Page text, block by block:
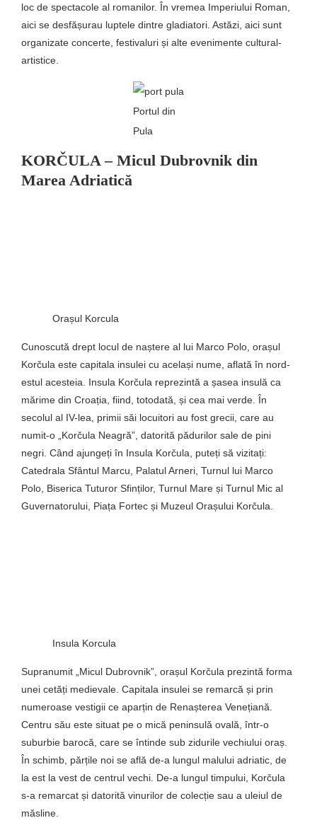
loc de spectacole al romanilor. În vremea Imperiului Roman,
aici se desfășurau luptele dintre gladiatori. Astăzi, aici sunt
organizate concerte, festivaluri și alte evenimente cultural-
artistice.
Portul din
Pula
KORČULA – Micul Dubrovnik din
Marea Adriatică
Orașul Korcula
Cunoscută drept locul de naștere al lui Marco Polo, orașul
Korčula este capitala insulei cu același nume, aflată în nord-
estul acesteia. Insula Korčula reprezintă a șasea insulă ca
mărime din Croația, fiind, totodată, și cea mai verde. În
secolul al IV-lea, primii săi locuitori au fost grecii, care au
numit-o „Korčula Neagră”, datorită pădurilor sale de pini
negri. Când ajungeți în Insula Korčula, puteți să vizitați:
Catedrala Sfântul Marcu, Palatul Arneri, Turnul lui Marco
Polo, Biserica Tuturor Sfinților, Turnul Mare și Turnul Mic al
Guvernatorului, Piața Fortec și Muzeul Orașului Korčula.
Insula Korcula
Supranumit „Micul Dubrovnik”, orașul Korčula prezintă forma
unei cetăți medievale. Capitala insulei se remarcă și prin
numeroase vestigii ce aparțin de Renașterea Venețiană.
Centru său este situat pe o mică peninsulă ovală, într-o
suburbie barocă, care se întinde sub zidurile vechiului oraș.
În schimb, părțile noi se află de-a lungul malului adriatic, de
la est la vest de centrul vechi. De-a lungul timpului, Korčula
s-a remarcat și datorită vinurilor de colecție sau a uleiul de
măsline.